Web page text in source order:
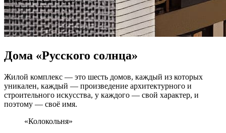
Дома «Русского солнца»
Жилой комплекс — это шесть домов, каждый из которых
уникален, каждый — произведение архитектурного и
строительного искусства, у каждого — свой характер, и
поэтому — своё имя.
«Колокольня»